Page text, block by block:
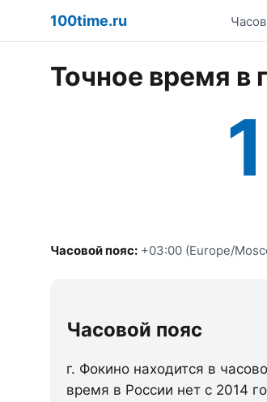
100time.ru
Точное время в
Часовой пояс: +03:00 (Europe/
Часовой пояс
г. Фокино находится в
время в России нет с 2014